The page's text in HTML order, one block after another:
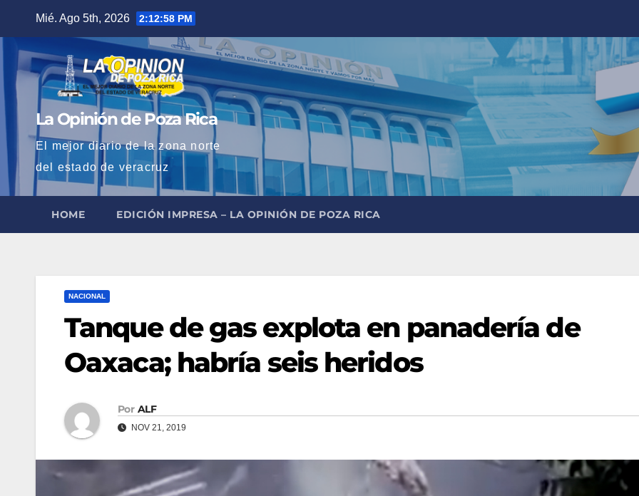
contenido
Mié. Ago 5th, 2026 2:12:59 PM
La Opinión de Poza Rica
El mejor diario de la zona norte
del estado de veracruz
HOME EDICIÓN IMPRESA – LA OPINIÓN DE POZA RICA
NACIONAL
Tanque de gas explota en panadería de
Oaxaca; habría seis heridos
Por ALF
NOV 21, 2019